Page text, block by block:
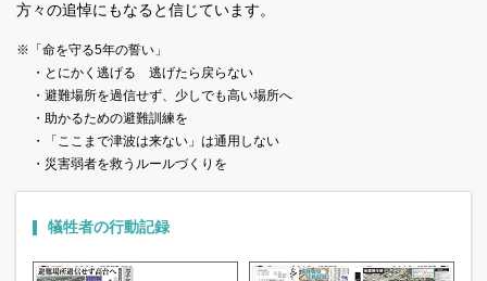
方々の追悼にもなると信じています。
※「命を守る5年の誓い」
・とにかく逃げる 逃げたら戻らない
・避難場所を過信せず、少しでも高い場所へ
・助かるための避難訓練を
・「ここまで津波は来ない」は通用しない
・災害弱者を救うルールづくりを
犠牲者の行動記録